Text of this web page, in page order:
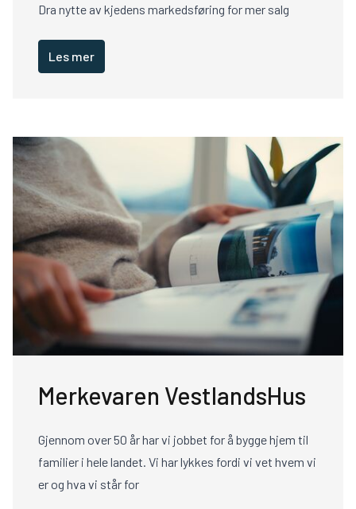
Dra nytte av kjedens markedsføring for mer salg
Les mer
Merkevaren VestlandsHus
Gjennom over 50 år har vi jobbet for å bygge hjem til
familier i hele landet. Vi har lykkes fordi vi vet hvem vi
er og hva vi står for